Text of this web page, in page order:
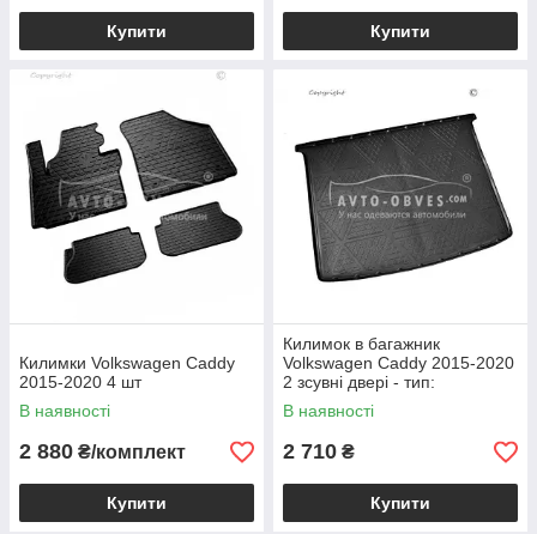
Купити Купити
Килимки Volkswagen Caddy
2015-2020 4 шт
В наявності
2 880 ₴/комплект
Купити
Килимок в багажник
Volkswagen Caddy 2015-2020
2 зсувні двері - тип:
модельний
В наявності
2 710 ₴
Купити